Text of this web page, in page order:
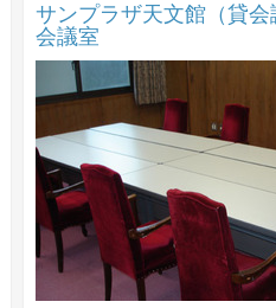
サンプラザ天文館（貸
会議室